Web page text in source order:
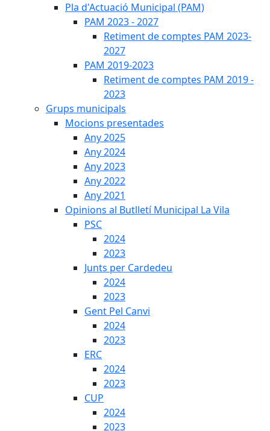
Pla d'Actuació Municipal (PAM)
PAM 2023 - 2027
Retiment de comptes PAM 2023-
2027
PAM 2019-2023
Retiment de comptes PAM 2019 -
2023
Grups municipals
Mocions presentades
Any 2025
Any 2024
Any 2023
Any 2022
Any 2021
Opinions al Butlletí Municipal La Vila
PSC
2024
2023
Junts per Cardedeu
2024
2023
Gent Pel Canvi
2024
2023
ERC
2024
2023
CUP
2024
2023